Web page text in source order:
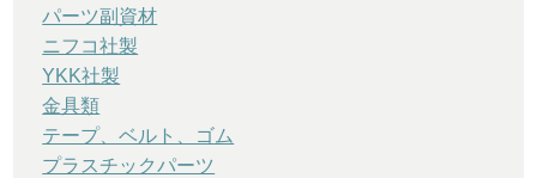
パーツ副資材
ニフコ社製
YKK社製
金具類
テープ、ベルト、ゴム
プラスチックパーツ